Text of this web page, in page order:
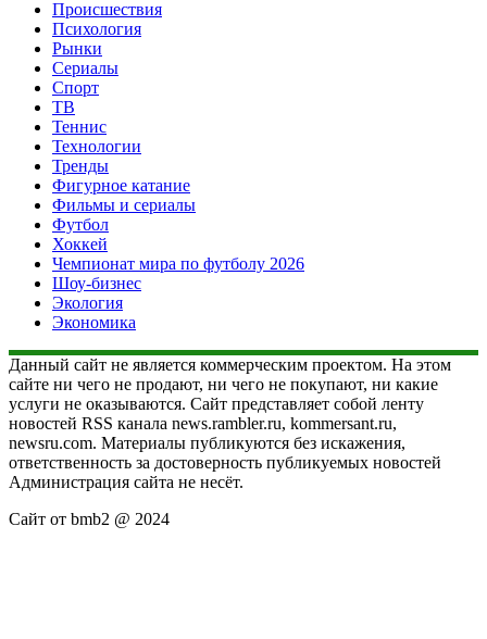
Происшествия
Психология
Рынки
Сериалы
Спорт
ТВ
Теннис
Технологии
Тренды
Фигурное катание
Фильмы и сериалы
Футбол
Хоккей
Чемпионат мира по футболу 2026
Шоу-бизнес
Экология
Экономика
Данный сайт не является коммерческим проектом. На этом
сайте ни чего не продают, ни чего не покупают, ни какие
услуги не оказываются. Сайт представляет собой ленту
новостей RSS канала news.rambler.ru, kommersant.ru,
newsru.com. Материалы публикуются без искажения,
ответственность за достоверность публикуемых новостей
Администрация сайта не несёт.
Сайт от bmb2 @ 2024